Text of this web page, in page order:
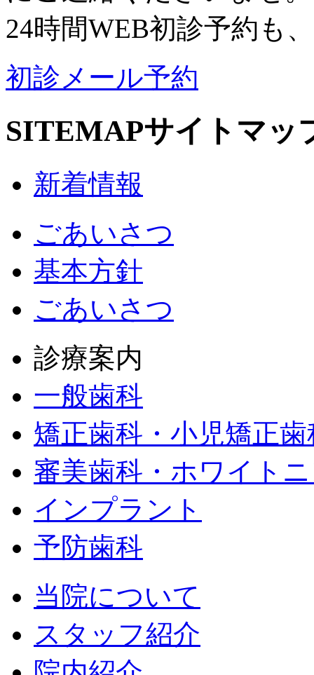
24時間WEB初診予約も
初診メール予約
SITEMAPサイトマッ
新着情報
ごあいさつ
基本方針
ごあいさつ
診療案内
一般歯科
矯正歯科・小児矯正歯
審美歯科・ホワイト
インプラント
予防歯科
当院について
スタッフ紹介